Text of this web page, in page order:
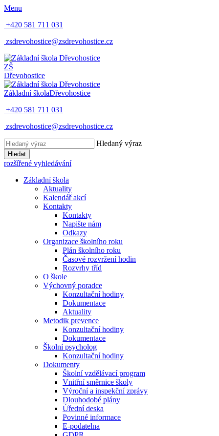
Menu
+420 581 711 031
zsdrevohostice@zsdrevohostice.cz
ZŠ
Dřevohostice
Základní školaDřevohostice
+420 581 711 031
zsdrevohostice@zsdrevohostice.cz
Hledaný výraz
Hledat
rozšířené vyhledávání
Základní škola
Aktuality
Kalendář akcí
Kontakty
Kontakty
Napište nám
Odkazy
Organizace školního roku
Plán školního roku
Časové rozvržení hodin
Rozvrhy tříd
O škole
Výchovný poradce
Konzultační hodiny
Dokumentace
Aktuality
Metodik prevence
Konzultační hodiny
Dokumentace
Školní psycholog
Konzultační hodiny
Dokumenty
Školní vzdělávací program
Vnitřní směrnice školy
Výroční a inspekční zprávy
Dlouhodobé plány
Úřední deska
Povinné informace
E-podatelna